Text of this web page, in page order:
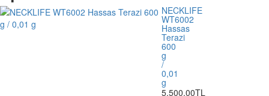
avantaj sağlar.
Veri aktarımı yapılacaksa bağlantı kablosu, yazılım uyumluluğu ve
sonuçları manuel not almak yerine dijital kayıt süreçlerine dahil
Fonksiyonlar ve Kullanım Kolaylığı
NECKLIFE WT6002, günlük hassas tartım işlemlerini kolaylaştıran
100
g
Kantarı
5/10
g
NECKLIFE
WT6002
Hassas
Terazi
600
g
/
0,01
g
5.500,00TL